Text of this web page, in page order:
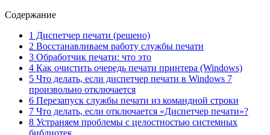
Содержание
1 Диспетчер печати (решено)
2 Восстанавливаем работу службы печати
3 Обработчик печати: что это
4 Как очистить очередь печати принтера (Windows)
5 Что делать, если диспетчер печати в Windows 7
произвольно отключается
6 Перезапуск службы печати из командной строки
7 Что делать, если отключается «Диспетчер печати»?
8 Устраняем проблемы с целостностью системных
библиотек